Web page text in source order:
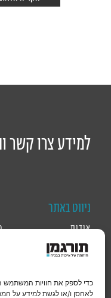
לאחסן ו/או לגשת למידע על
למידע צרו קשר
ניווט באתר
אודות
ייזום
התחדשות עירונית